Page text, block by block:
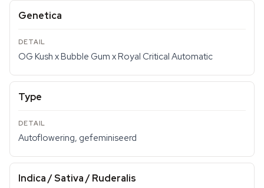
Genetica
OG Kush x Bubble Gum x Royal Critical Automatic
Type
Autoflowering, gefeminiseerd
Indica / Sativa / Ruderalis